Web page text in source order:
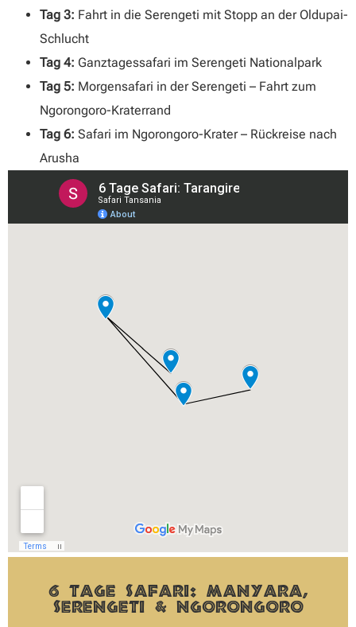
Tag 3: Fahrt in die Serengeti mit Stopp an der Oldupai-
Schlucht
Tag 4: Ganztagessafari im Serengeti Nationalpark
Tag 5: Morgensafari in der Serengeti – Fahrt zum
Ngorongoro-Kraterrand
Tag 6: Safari im Ngorongoro-Krater – Rückreise nach
Arusha
6 Tage Safari: Manyara,
Serengeti & Ngorongoro